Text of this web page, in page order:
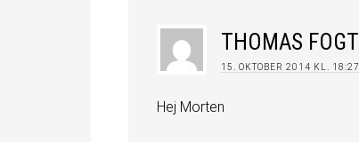
THOMAS FOGT
15. OKTOBER 2014 KL. 18:27
Hej Morten